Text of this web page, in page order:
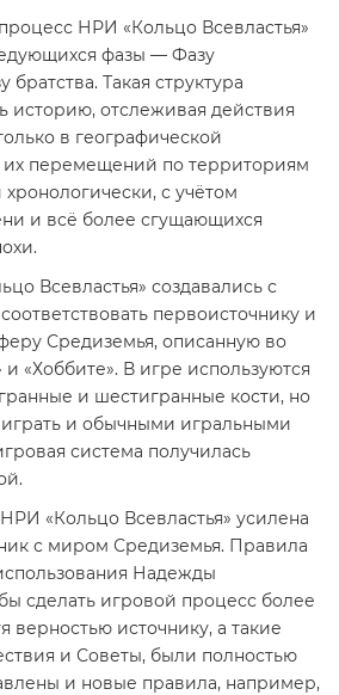
НРИ «Кольцо Всевластья»
фазы — Фазу
Такая структура
историю, отслеживая действия
в географической
их перемещений по территориям
с учётом
и всё более сгущающихся
Всевластья» создавались с
первоисточнику и
Средиземья, описанную во
«Хоббите». В игре используются
и шестигранные кости, но
и обычными игральными
система получилась
«Кольцо Всевластья» усилена
с миром Средиземья. Правила
Надежды
сделать игровой процесс более
верностью источнику, а такие
и Советы, были полностью
и новые правила, например,